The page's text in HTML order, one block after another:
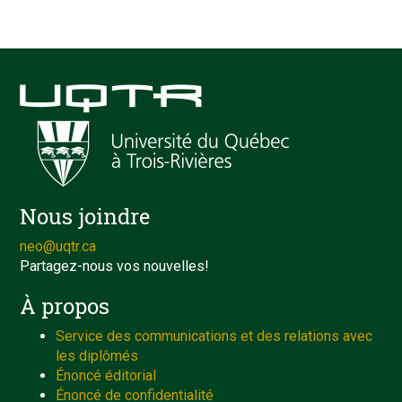
Nous joindre
neo@uqtr.ca
Partagez-nous vos nouvelles!
À propos
Service des communications et des relations avec
les diplômés
Énoncé éditorial
Énoncé de confidentialité